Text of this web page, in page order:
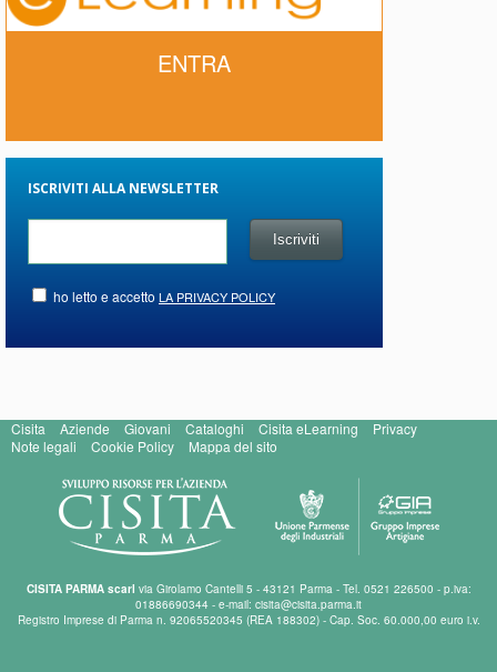
ENTRA
ISCRIVITI ALLA NEWSLETTER
ho letto e accetto LA PRIVACY POLICY
Cisita Aziende Giovani Cataloghi Cisita eLearning
Privacy
Note legali
Cookie Policy Mappa del sito
CISITA PARMA scarl via Girolamo Cantelli 5 - 43121 Parma - Tel. 0521 226500 - p.iva:
01886690344 - e-mail: cisita@cisita.parma.it
Registro Imprese di Parma n. 92065520345 (REA 188302) - Cap. Soc. 60.000,00 euro i.v.